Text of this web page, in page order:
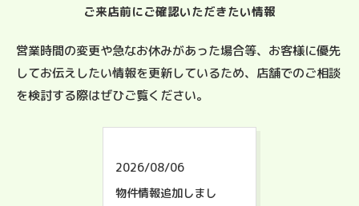
ご来店前にご確認いただきたい情報
営業時間の変更や急なお休みがあった場合等、お客様に優先
してお伝えしたい情報を更新しているため、店舗でのご相談
を検討する際はぜひご覧ください。
2026/08/06
物件情報追加しまし